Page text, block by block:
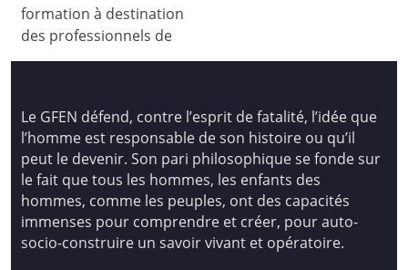
formation à destination
des professionnels de
Le GFEN défend, contre l’esprit de fatalité, l’idée que
l’homme est responsable de son histoire ou qu’il
peut le devenir. Son pari philosophique se fonde sur
le fait que tous les hommes, les enfants des
hommes, comme les peuples, ont des capacités
immenses pour comprendre et créer, pour auto-
socio-construire un savoir vivant et opératoire.